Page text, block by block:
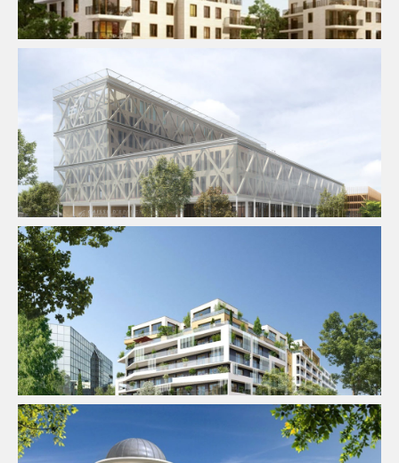
AMO Bureaux Smartbuilding
AMO Logement